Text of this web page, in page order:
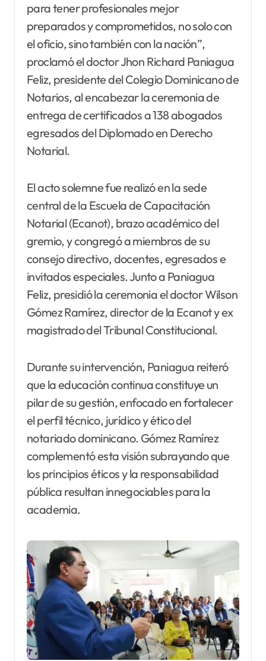
para tener profesionales mejor
preparados y comprometidos, no solo con
el oficio, sino también con la nación”,
proclamó el doctor Jhon Richard Paniagua
Feliz, presidente del Colegio Dominicano de
Notarios, al encabezar la ceremonia de
entrega de certificados a 138 abogados
egresados del Diplomado en Derecho
Notarial.
El acto solemne fue realizó en la sede
central de la Escuela de Capacitación
Notarial (Ecanot), brazo académico del
gremio, y congregó a miembros de su
consejo directivo, docentes, egresados e
invitados especiales. Junto a Paniagua
Feliz, presidió la ceremonia el doctor Wilson
Gómez Ramírez, director de la Ecanot y ex
magistrado del Tribunal Constitucional.
Durante su intervención, Paniagua reiteró
que la educación continua constituye un
pilar de su gestión, enfocado en fortalecer
el perfil técnico, jurídico y ético del
notariado dominicano. Gómez Ramírez
complementó esta visión subrayando que
los principios éticos y la responsabilidad
pública resultan innegociables para la
academia.